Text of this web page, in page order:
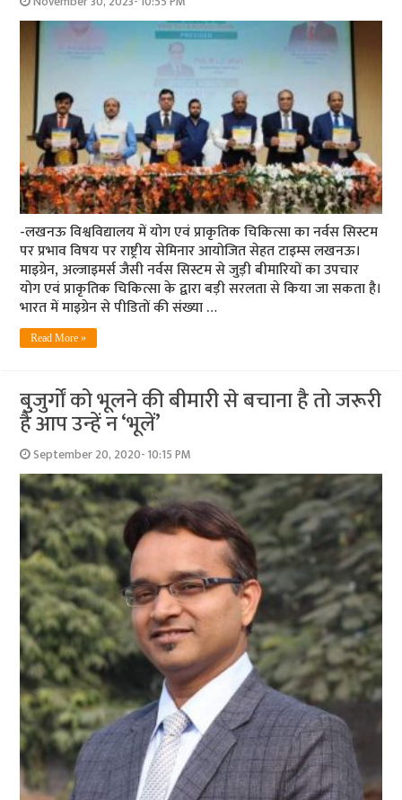
-लखनऊ विश्वविद्यालय में योग एवं प्राकृतिक चिकित्सा का नर्वस सिस्टम
पर प्रभाव विषय पर राष्ट्रीय सेमिनार आयोजित सेहत टाइम्स लखनऊ।
माइग्रेन, अल्जाइमर्स जैसी नर्वस सिस्टम से जुड़ी बीमारियों का उपचार
योग एवं प्राकृतिक चिकित्सा के द्वारा बड़ी सरलता से किया जा सकता है।
भारत में माइग्रेन से पीडितों की संख्या …
Read More »
बुजुर्गों को भूलने की बीमारी से बचाना है तो जरूरी
है आप उन्‍हें न ‘भूलें’
September 20, 2020- 10:15 PM